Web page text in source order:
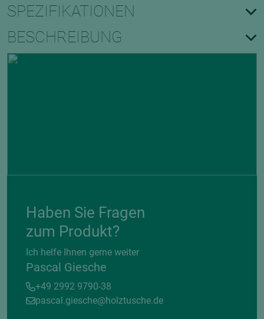
SPEZIFIKATIONEN
BESCHREIBUNG
Haben Sie Fragen
zum Produkt?
Ich helfe Ihnen gerne weiter
Pascal Giesche
+49 2992 9790-38
pascal.giesche@holztusche.de